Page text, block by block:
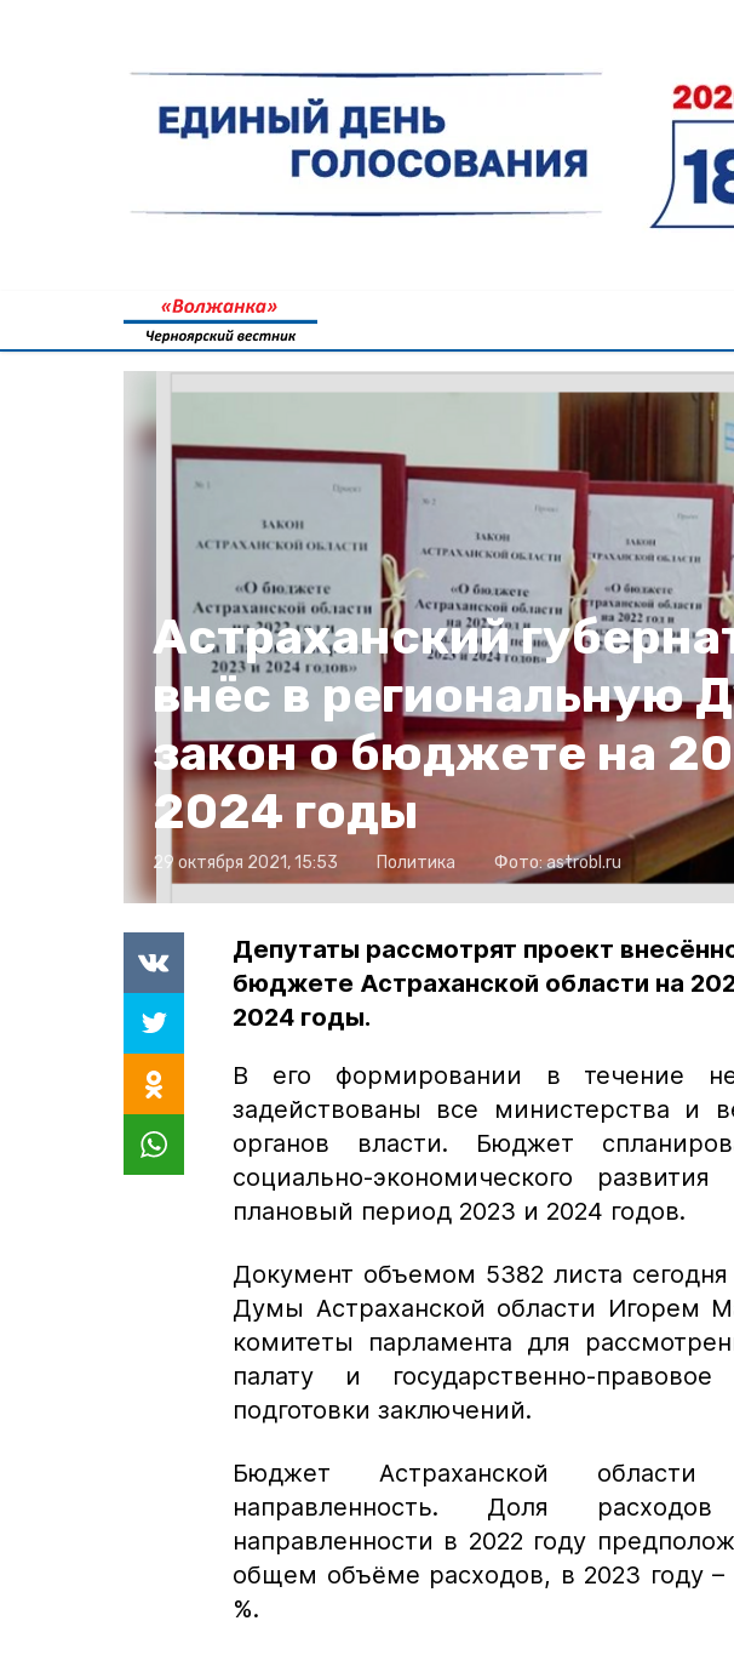
Астраханский
внёс в региональную
закон о бюджете на
2024 годы
29 октября 2021, 15:53 Политика Фото:astrobl.ru
Депутаты рассмотрят проект
бюджете Астраханской области на
2024 годы.
В его формировании в течение
задействованы все министерства и
органов власти. Бюджет
социально-экономического
плановый период 2023 и 2024 годов.
Документ объемом 5382 листа
Думы Астраханской области Игорем
комитеты парламента для
палату и государственно-
подготовки заключений.
Бюджет Астраханской области
направленность. Доля
направленности в 2022 году
общем объёме расходов, в 2023 году –
%.